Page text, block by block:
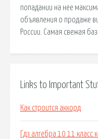
попадании на нее
объявления о продаже
России. Самая свежая
Links to Important
Как строится аккорд
Гдз алгебра 10 11